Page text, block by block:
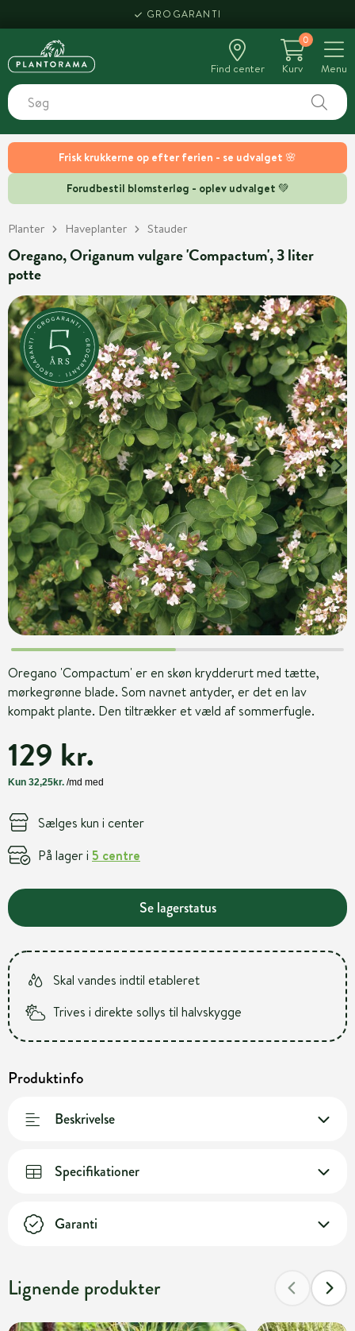
Frisk krukkerne op efter ferien - se udvalget 🌸
Forudbestil blomsterløg - oplev udvalget 💚
GROGARANTI
Find center
0
Kurv
Menu
Planter Haveplanter Stauder
Oregano, Origanum vulgare 'Compactum', 3 liter
potte
Oregano 'Compactum' er en skøn krydderurt med tætte,
mørkegrønne blade. Som navnet antyder, er det en lav
kompakt plante. Den tiltrækker et væld af sommerfugle.
129 kr.
Sælges kun i center
På lager i 5 centre
Se lagerstatus
Skal vandes indtil etableret
Trives i direkte sollys til halvskygge
Produktinfo
Beskrivelse
Specifikationer
Garanti
Lignende produkter